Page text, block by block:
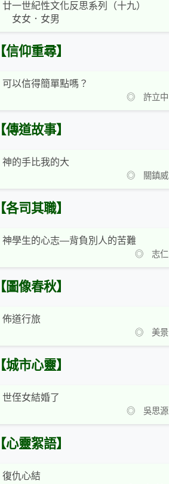
廿一世紀性文化反思系列（十九）
女女．女男
【信仰重尋】
可以信得簡單點嗎？
◎ 許立中
【傳道故事】
神的手比我的大
◎ 關鎮威
【各司其職】
神學生的心志―背負別人的苦難
◎ 志仁
【圖像春秋】
佈道行旅
◎ 美景
【城市心靈】
世侄女結婚了
◎ 吳思源
【心靈絮語】
復仇心結